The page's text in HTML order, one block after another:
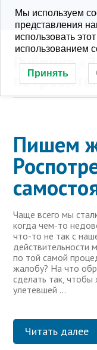
KONRA.RU
Рубрика
Пишем
Чаще всего мы
когда чем-то
что-то не так с
действительности
по той самой
жалобу? На что
сделать так,
улетевшей …
Читать далее
Мы используем
представления
использовать
использованием
Принять